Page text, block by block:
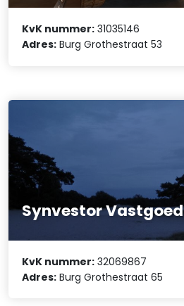
KvK nummer: 31035146
Adres: Burg Grothestraat 53
Synvestor Vastgoed
KvK nummer: 32069867
Adres: Burg Grothestraat 65